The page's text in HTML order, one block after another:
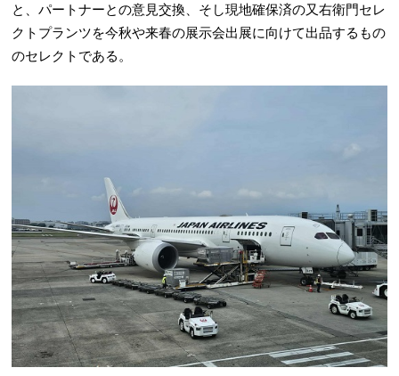
と、パートナーとの意見交換、そし現地確保済の又右衛門セレ
クトプランツを今秋や来春の展示会出展に向けて出品するもの
のセレクトである。